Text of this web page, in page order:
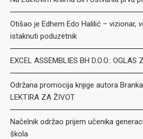
Otišao je Edhem Edo Halilić – vizionar,
istaknuti poduzetnik
EXCEL ASSEMBLIES BH D.O.O.: OGLAS
Održana promocija knjige autora
LEKTIRA ZA ŽIVOT
Načelnik održao prijem učenika
škola